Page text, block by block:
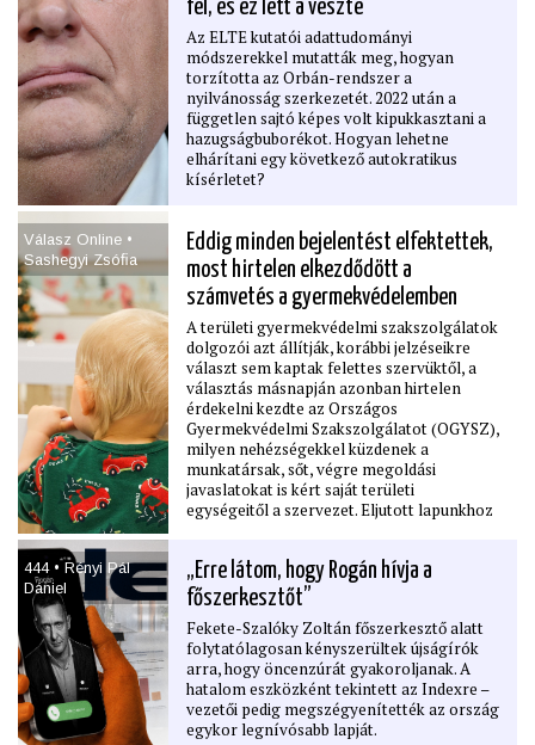
ban elhunyt. Mégis, az idehaza szinte
ismeretlen A katonai alkalmatlanság
pszichológiájáról című könyve
kísértetiesen passzol a magyar helyzetre.
Nemcsak a közelmúltat segít megértetni,
de ﬁgyelmeztetés a jelen és a jövő erős
vezetőinek is.
fel, és ez lett a veszte
Az ELTE kutatói adattudományi
módszerekkel mutatták meg, hogyan
torzította az Orbán-rendszer a
nyilvánosság szerkezetét. 2022 után a
független sajtó képes volt kipukkasztani a
hazugságbuborékot. Hogyan lehetne
elhárítani egy következő autokratikus
kísérletet?
Válasz Online •
Sashegyi Zsóﬁa
Eddig minden bejelentést elfektettek,
most hirtelen elkezdődött a
számvetés a gyermekvédelemben
A területi gyermekvédelmi szakszolgálatok
dolgozói azt állítják, korábbi jelzéseikre
választ sem kaptak felettes szervüktől, a
választás másnapján azonban hirtelen
érdekelni kezdte az Országos
Gyermekvédelmi Szakszolgálatot (OGYSZ),
milyen nehézségekkel küzdenek a
munkatársak, sőt, végre megoldási
javaslatokat is kért saját területi
egységeitől a szervezet. Eljutott lapunkhoz
munkaanyag, amelyben hosszú évek óta
először néz szembe a gyermekvédelem
valódi helyzetével az országos
szakszolgálat. Az a szerv, amelynek az
elmúlt években közvetítenie kellett volna a
döntéshozók felé a terepen dolgozók
jelzéseit. A jelentések országszerte súlyos
munkaerőhiányról, kritikus mentális
állapotú gyerekekről, kilátástalan szociális
444 • Rényi Pál
Dániel
„Erre látom, hogy Rogán hívja a
főszerkesztőt”
Fekete-Szalóky Zoltán főszerkesztő alatt
folytatólagosan kényszerültek újságírók
arra, hogy öncenzúrát gyakoroljanak. A
hatalom eszközként tekintett az Indexre –
vezetői pedig megszégyenítették az ország
egykor legnívósabb lapját.